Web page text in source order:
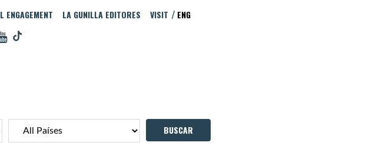
ENGAGEMENT LA GUNILLA EDITORES VISIT ENG